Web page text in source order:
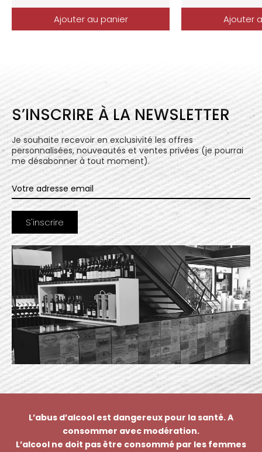
Ajouter au panier Ajouter
S’INSCRIRE À LA NEWSLETTER
Je souhaite recevoir en exclusivité les offres
personnalisées, nouveautés et ventes privées (je pourrai
me désabonner à tout moment).
L’abus d’alcool est dangereux pour la santé. A
consommer avec modération.
L’alcool ne doit pas être consommé par les femmes